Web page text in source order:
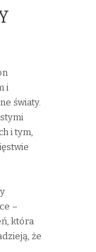
i
światy.
i tym,
–
która
że